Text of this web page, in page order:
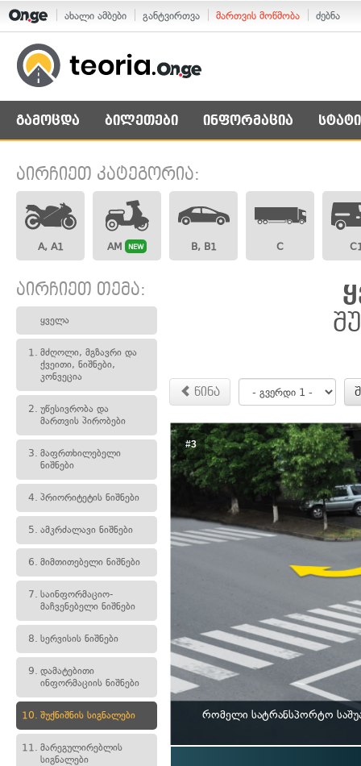
ახალი ამბები განტვირთვა მართვის მოწმობა ძებნა
გამოცდა ბილეთები ინფორმაცია
აირჩიეთ კატეგორია:
A, A1 AM NEW B, B1 C
აირჩიეთ თემა:
ყველა
1. მძღოლი, მგზავრი და
ქვეითი, ნიშნები,
კონვეცია
2. უწესივრობა და
მართვის პირობები
3. მაფრთხილებელი
ნიშნები
4. პრიორიტეტის ნიშნები
5. ამკრძალავი ნიშნები
6. მიმთითებელი ნიშნები
7. საინფორმაციო-
მაჩვენებელი ნიშნები
8. სერვისის ნიშნები
9. დამატებითი
ინფორმაციის ნიშნები
10. შუქნიშნის სიგნალები
11. მარეგულირებლის
სიგნალები
წინა
#3
რომელი სატრანსპორტო